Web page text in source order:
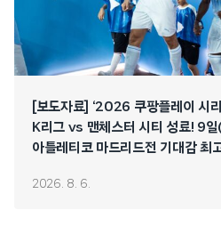
[보도자료] ‘2026 쿠팡플레이 시리
K리그 vs 맨체스터 시티 성료! 9일
아틀레티코 마드리드전 기대감 최
2026. 8. 6.